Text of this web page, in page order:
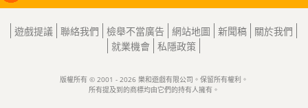
遊戲提議 聯絡我們 檢舉不當廣告 網站地圖 新聞稿
關於我們
就業機會 私隱政策
版權所有 © 2001 - 2026 樂和遊戲有限公司。保留所有權利。
所有提及到的商標均由它們的持有人擁有。